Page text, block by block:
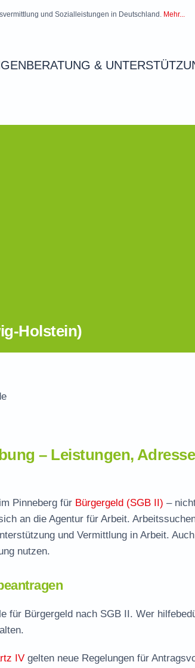
und Sozialleistungen in Deutschland. Mehr...
BERATUNG &
Holstein)
– Leistungen,
Pinneberg für Bürgergeld (SGB II) –
an die Agentur für Arbeit.
und Vermittlung in Arbeit.
nutzen.
für Bürgergeld nach SGB II. Wer
IV gelten neue Regelungen für